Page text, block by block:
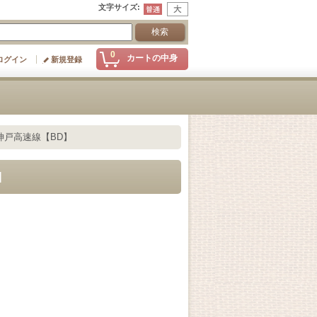
文字サイズ:
0 カートの中身
グイン 新規登録
高速線【BD】